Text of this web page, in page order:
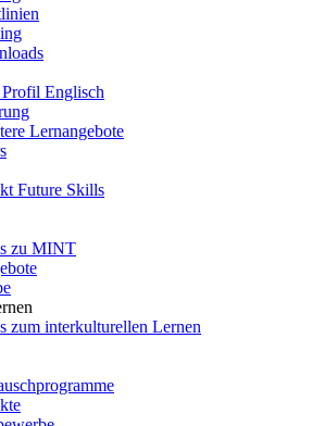
Englisch
Lernangebote
Future Skills
zu MINT
zum interkulturellen Lernen